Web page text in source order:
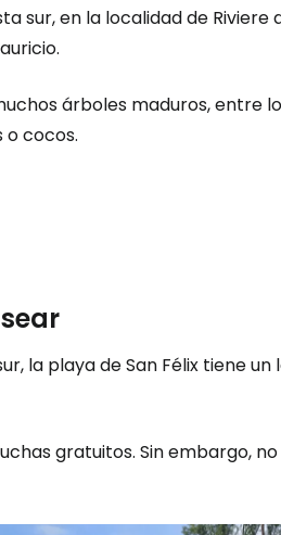
sur, en la localidad de Riviere
árboles maduros, entre
cocos.
la playa de San Félix tiene
gratuitos. Sin embargo,